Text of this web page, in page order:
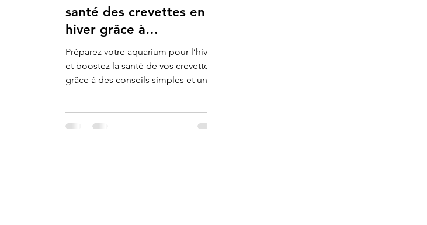
santé des crevettes en
hiver grâce à
l’alimentation
Préparez votre aquarium pour l’hiver
et boostez la santé de vos crevettes
grâce à des conseils simples et une
astuces d’aquariophilie.